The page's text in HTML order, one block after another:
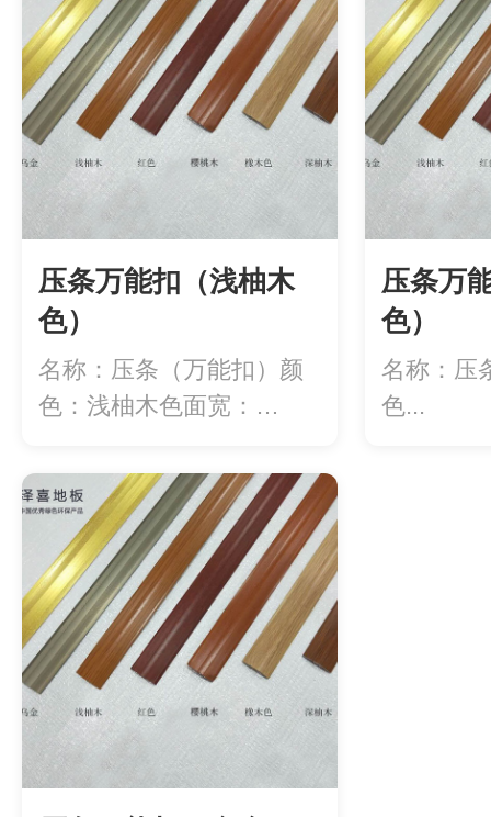
压条万能扣（浅柚木
色）
名称：压条（万能扣）颜
色：浅柚木色面宽：
压条万
色）
名称：压
色...